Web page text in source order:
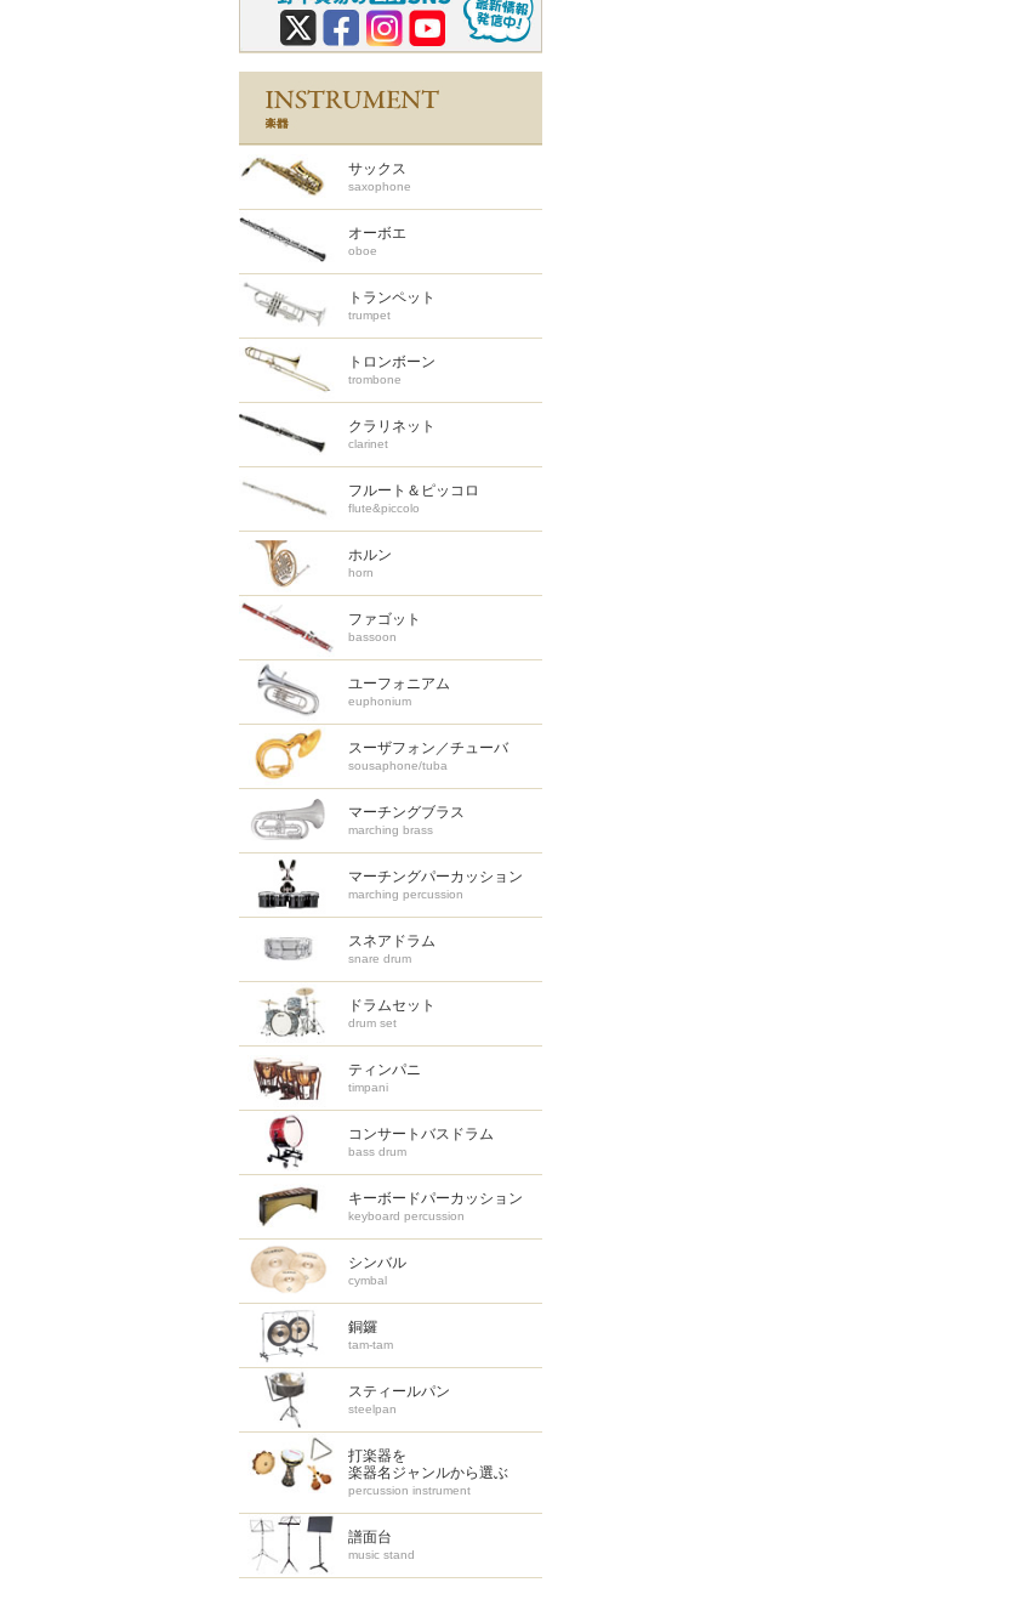
サックス
saxophone
オーボエ
oboe
トランペット
trumpet
トロンボーン
trombone
クラリネット
clarinet
フルート＆ピッコロ
flute&piccolo
ホルン
horn
ファゴット
bassoon
ユーフォニアム
euphonium
スーザフォン／チューバ
sousaphone/tuba
マーチングブラス
marching brass
マーチングパーカッション
marching percussion
スネアドラム
snare drum
ドラムセット
drum set
ティンパニ
timpani
コンサートバスドラム
bass drum
キーボードパーカッション
keyboard percussion
シンバル
cymbal
銅鑼
tam-tam
スティールパン
steelpan
打楽器を
楽器名ジャンルから選ぶ
percussion instrument
譜面台
music stand